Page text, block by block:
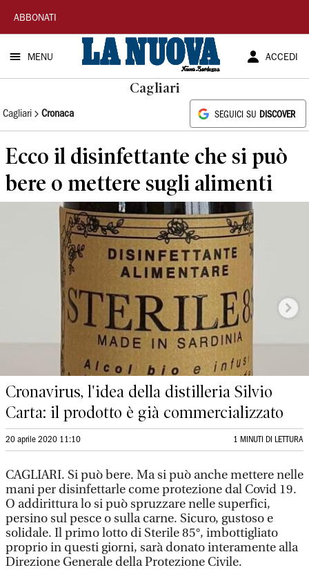
La
Nuova
Sardegna
ABBONATI
MENU ACCEDI
Cagliari
Cagliari Cronaca SEGUICI SU DISCOVER
Ecco il disinfettante che si può
bere o mettere sugli alimenti
Cronavirus, l'idea della distilleria Silvio
Carta: il prodotto è già commercializzato
20 aprile 2020 11:10 1 MINUTI DI LETTURA
CAGLIARI. Si può bere. Ma si può anche mettere nelle
mani per disinfettarle come protezione dal Covid 19.
O addirittura lo si può spruzzare nelle superfici,
persino sul pesce o sulla carne. Sicuro, gustoso e
solidale. Il primo lotto di Sterile 85°, imbottigliato
proprio in questi giorni, sarà donato interamente alla
Direzione Generale della Protezione Civile.